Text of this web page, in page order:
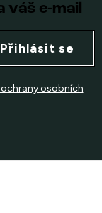
váš e-mail
osobních
Přihlásit se